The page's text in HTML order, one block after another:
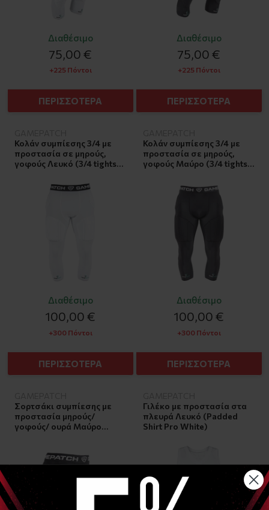
Διαθέσιμο
75,00 €
+225 Πόντοι
ΠΕΡΙΣΣΟΤΕΡΑ
Διαθέσιμο
75,00 €
+225 Πόντοι
ΠΕΡΙΣΣΟΤΕΡΑ
Κολάν συμπίεσης 3/4 με
προστασία σε μηρούς,
γοφούς Λευκό (3/4 tights
Διαθέσιμο
100,00 €
+300 Πόντοι
ΠΕΡΙΣΣΟΤΕΡΑ
Κολάν συμπίεσης 3/4 με
προστασία σε μηρούς,
γοφούς Μαύρο (3/4 tights
Διαθέσιμο
100,00 €
+300 Πόντοι
ΠΕΡΙΣΣΟΤΕΡΑ
Σορτσάκι συμπίεσης με
προστασία μηρούς/
γοφούς/ ουρά Μαύρο
Γιλέκο με προστασία στα
πλευρά Λευκό (Padded
Shirt Pro White)